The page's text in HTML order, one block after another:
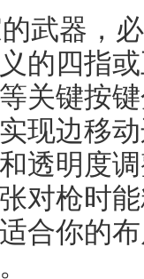
武器，
的四指
关键按
现边移
透明度
对枪时
合你的